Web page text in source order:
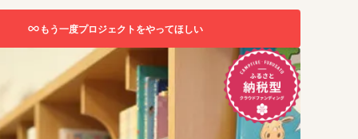
もう一度プロジェクトをやってほしい